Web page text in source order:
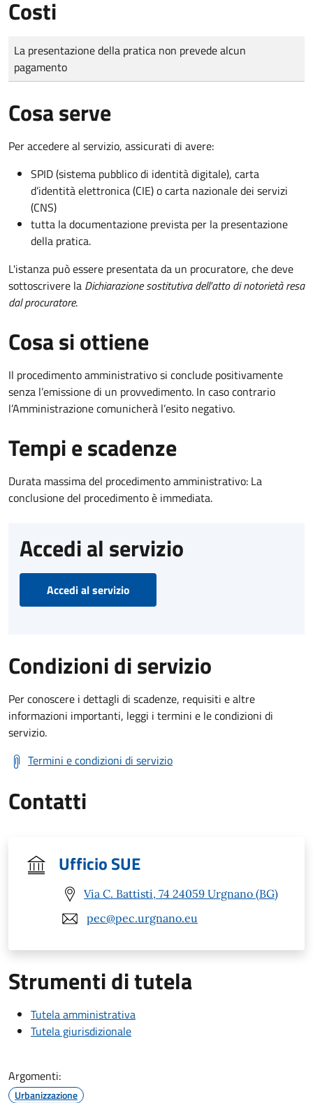
Costi
Tipo di pagamento
Importo
La presentazione della pratica non prevede alcun
pagamento
Cosa serve
Per accedere al servizio, assicurati di avere:
SPID (sistema pubblico di identità digitale), carta
d’identità elettronica (CIE) o carta nazionale dei servizi
(CNS)
tutta la documentazione prevista per la presentazione
della pratica.
L'istanza può essere presentata da un procuratore, che deve
sottoscrivere la Dichiarazione sostitutiva dell'atto di notorietà resa
dal procuratore.
Cosa si ottiene
Il procedimento amministrativo si conclude positivamente
senza l’emissione di un provvedimento. In caso contrario
l’Amministrazione comunicherà l’esito negativo.
Tempi e scadenze
Durata massima del procedimento amministrativo: La
conclusione del procedimento è immediata.
Accedi al servizio
Accedi al servizio
Condizioni di servizio
Per conoscere i dettagli di scadenze, requisiti e altre
informazioni importanti, leggi i termini e le condizioni di
servizio.
Termini e condizioni di servizio
Contatti
Ufficio SUE
Via C. Battisti, 74 24059 Urgnano (BG)
pec@pec.urgnano.eu
Strumenti di tutela
Tutela amministrativa
Tutela giurisdizionale
Argomenti:
Urbanizzazione